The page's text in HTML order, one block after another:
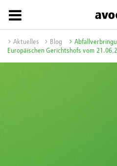
Aktuelles Blog
Europäischen Gerichtshofs vom